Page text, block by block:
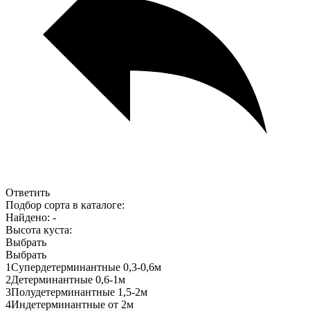
Ответить
Подбор сорта в каталоге:
Найдено: -
Высота куста:
Выбрать
Выбрать
1Супердетерминантные 0,3-0,6м
2Детерминантные 0,6-1м
3Полудетерминантные 1,5-2м
4Индетерминантные от 2м